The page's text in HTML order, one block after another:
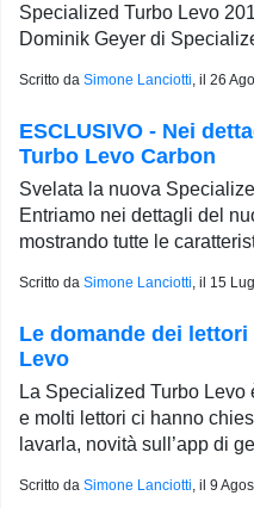
Specialized Turbo Levo
Dominik Geyer di
Scritto da Simone Lanciotti , il 26
ESCLUSIVO - Nei
Turbo Levo Carbon
Svelata la nuova
Entriamo nei dettagli del
mostrando tutte le
Scritto da Simone Lanciotti , il 15
Le domande dei
Levo
La Specialized Turbo
e molti lettori ci hanno
lavarla, novità sull’app di
Scritto da Simone Lanciotti , il 9